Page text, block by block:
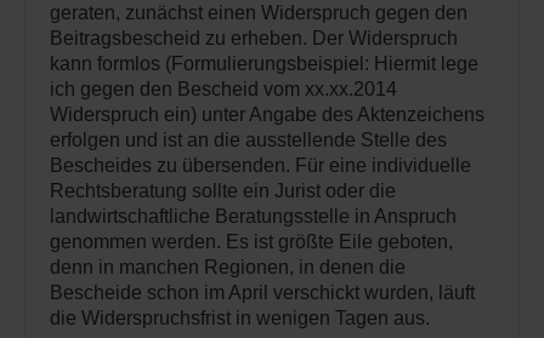
geraten, zunächst einen Widerspruch gegen den
Beitragsbescheid zu erheben. Der Widerspruch
kann formlos (Formulierungsbeispiel: Hiermit lege
ich gegen den Bescheid vom xx.xx.2014
Widerspruch ein) unter Angabe des Aktenzeichens
erfolgen und ist an die ausstellende Stelle des
Bescheides zu übersenden. Für eine individuelle
Rechtsberatung sollte ein Jurist oder die
landwirtschaftliche Beratungsstelle in Anspruch
genommen werden. Es ist größte Eile geboten,
denn in manchen Regionen, in denen die
Bescheide schon im April verschickt wurden, läuft
die Widerspruchsfrist in wenigen Tagen aus.